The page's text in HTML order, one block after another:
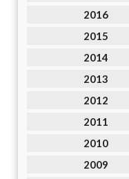
2016
2015
2014
2013
2012
2011
2010
2009